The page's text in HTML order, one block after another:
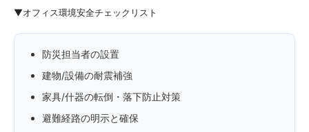
▼オフィス環境安全チェックリスト
防災担当者の設置
建物/設備の耐震補強
家具/什器の転倒・落下防止対策
避難経路の明示と確保